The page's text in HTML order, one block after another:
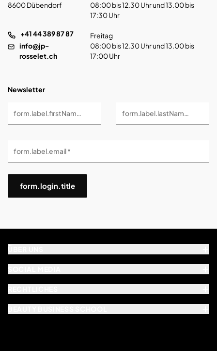
8600 Dübendorf
+41 44 389 87 87
info@jp-
rosselet.ch
08:00 bis 12.30 Uhr und 13.00 bis
17:30 Uhr
Freitag
08:00 bis 12.30 Uhr und 13.00 bis
17:00 Uhr
Newsletter
form.label.firstName * form.label.lastName *
form.label.email *
form.login.title